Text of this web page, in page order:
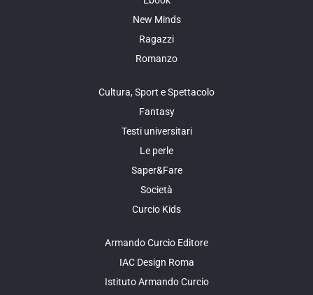
New Minds
Ragazzi
Romanzo
Cultura, Sport e Spettacolo
Fantasy
Testi universitari
Le perle
Saper&Fare
Società
Curcio Kids
Armando Curcio Editore
IAC Design Roma
Istituto Armando Curcio